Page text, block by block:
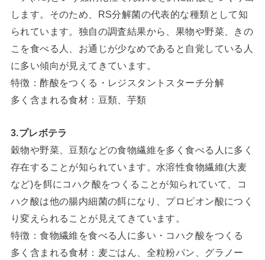
します。そのため、RS分解菌の代表的な種類として知
られています。独自の調査結果から、果物や野菜、きの
こを食べる人、お通じが少なめであると自覚している人
に多い傾向が見えてきています。
特徴：酢酸をつくる・レジスタントスターチ分解
多く含まれる食材：豆類、芋類
3.プレボテラ
穀物や野菜、豆類などの食物繊維を多く食べる人に多く
存在することが知られています。水溶性食物繊維(大麦
など)を餌にコハク酸をつくることが知られていて、コ
ハク酸は他の腸内細菌の餌になり、プロピオン酸につく
り変えられることが見えてきています。
特徴：食物繊維を食べる人に多い・コハク酸をつくる
多く含まれる食材：麦ごはん、全粒粉パン、グラノー